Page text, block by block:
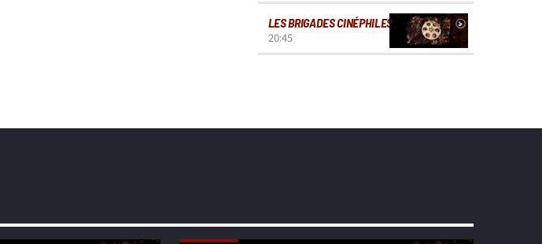
LES BRIGADES CINÉPHILES
20:45